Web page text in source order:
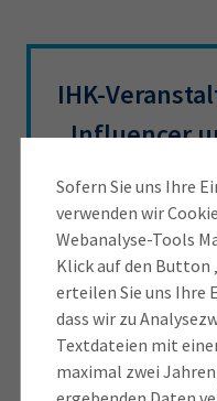
Sofern Sie uns Ihre
verwenden wir
Webanalyse-Tools
Klick auf den Button
erteilen Sie uns Ihre
dass wir zu
Textdateien mit
maximal zwei
IHK-
„Influencer
müssen
Auftraggeber
März 2026
Die
sich den
Perspektiven: Es